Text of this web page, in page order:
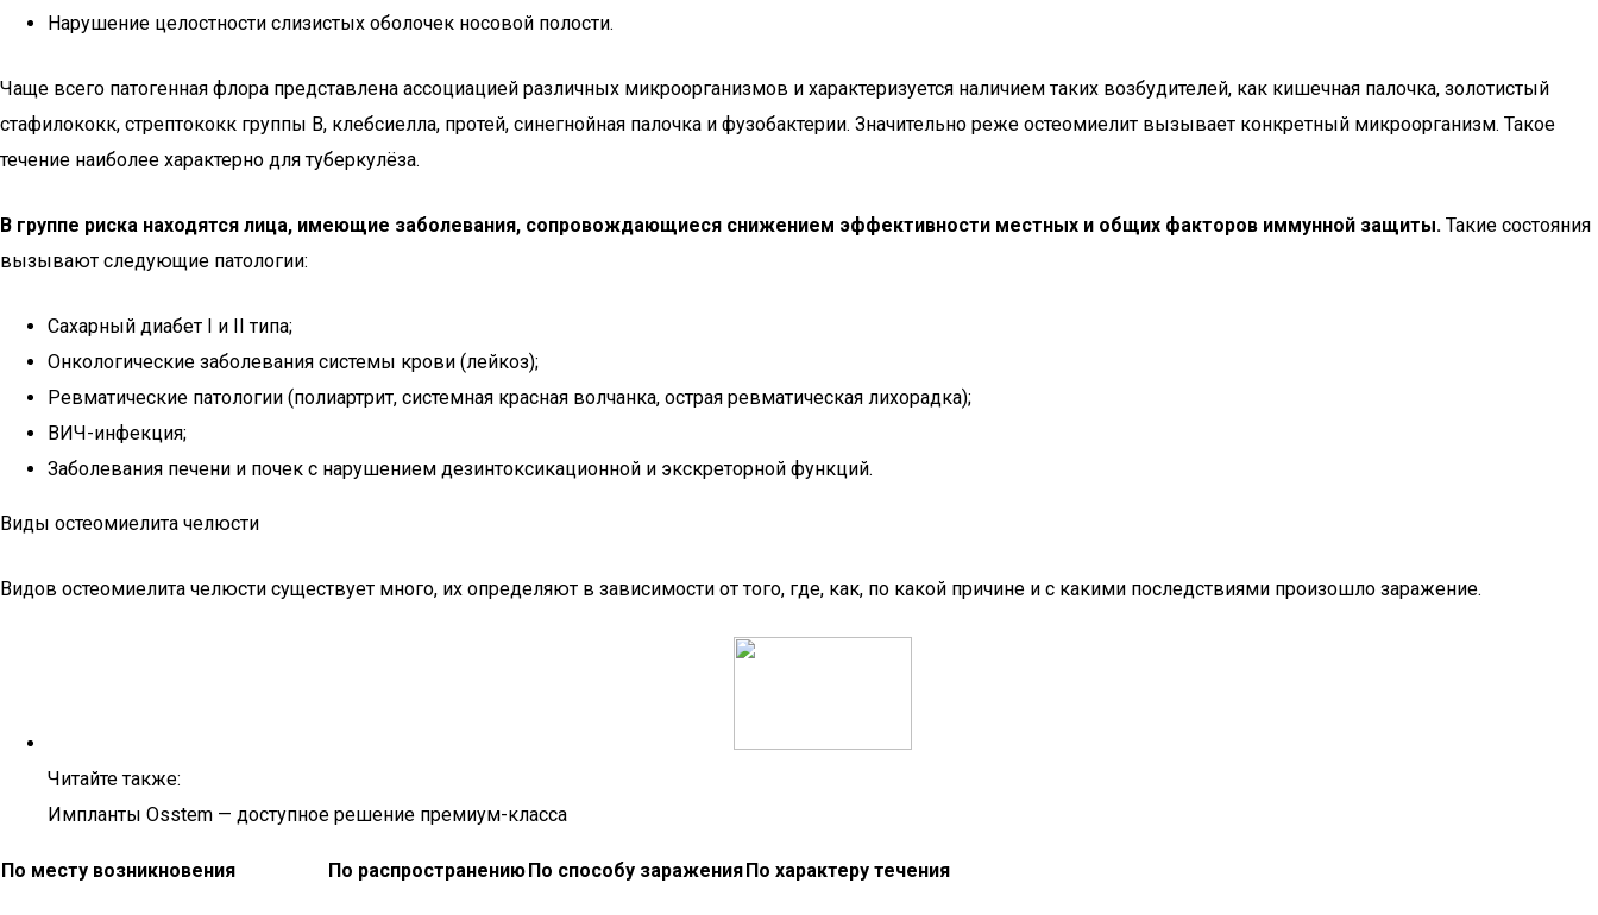
Нарушение целостности слизистых оболочек носовой полости.
Чаще всего патогенная флора представлена ассоциацией различных микроорганизмов и характеризуется наличием таких возбудителей, как кишечная палочка, золотистый
стафилококк, стрептококк группы В, клебсиелла, протей, синегнойная палочка и фузобактерии. Значительно реже остеомиелит вызывает конкретный микроорганизм. Такое
течение наиболее характерно для туберкулёза.
В группе риска находятся лица, имеющие заболевания, сопровождающиеся снижением эффективности местных и общих факторов иммунной защиты. Такие состояния
вызывают следующие патологии:
Сахарный диабет I и II типа;
Онкологические заболевания системы крови (лейкоз);
Ревматические патологии (полиартрит, системная красная волчанка, острая ревматическая лихорадка);
ВИЧ-инфекция;
Заболевания печени и почек с нарушением дезинтоксикационной и экскреторной функций.
Виды остеомиелита челюсти
Видов остеомиелита челюсти существует много, их определяют в зависимости от того, где, как, по какой причине и с какими последствиями произошло заражение.
Читайте также:
Импланты Osstem — доступное решение премиум-класса
По месту возникновения По распространениюПо способу зараженияПо характеру течения